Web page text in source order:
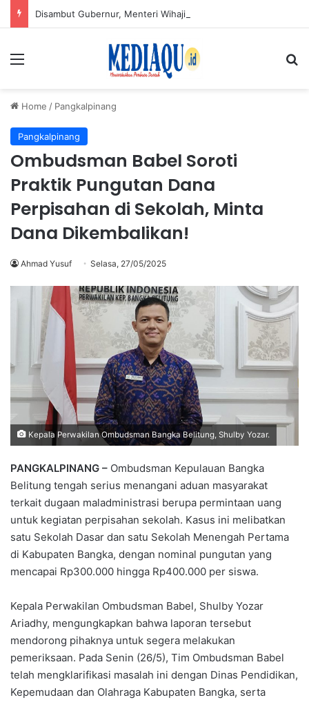
Menu
Home / Pangkalpinang
Pangkalpinang
Ombudsman Babel Soroti
Praktik Pungutan Dana
Perpisahan di Sekolah, Minta
Dana Dikembalikan!
Ahmad Yusuf Selasa, 27/05/2025
Kepala Perwakilan Ombudsman Bangka Belitung, Shulby Yozar.
PANGKALPINANG – Ombudsman Kepulauan Bangka
Belitung tengah serius menangani aduan masyarakat
terkait dugaan maladministrasi berupa permintaan uang
untuk kegiatan perpisahan sekolah. Kasus ini melibatkan
satu Sekolah Dasar dan satu Sekolah Menengah Pertama
di Kabupaten Bangka, dengan nominal pungutan yang
mencapai Rp300.000 hingga Rp400.000 per siswa.
Kepala Perwakilan Ombudsman Babel, Shulby Yozar
Ariadhy, mengungkapkan bahwa laporan tersebut
mendorong pihaknya untuk segera melakukan
pemeriksaan. Pada Senin (26/5), Tim Ombudsman Babel
telah mengklarifikasi masalah ini dengan Dinas Pendidikan,
Kepemudaan dan Olahraga Kabupaten Bangka, serta